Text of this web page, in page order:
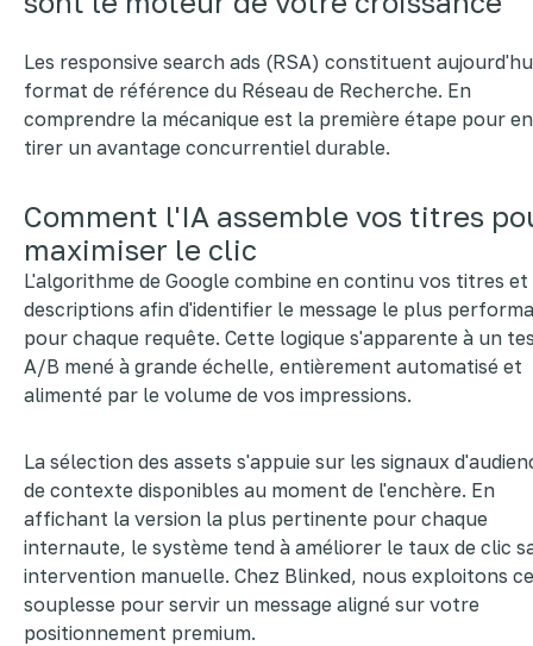
Les responsive search ads (RSA) constituent
format de référence du Réseau de Recherche. En
comprendre la mécanique est la première étape pour en
tirer un avantage concurrentiel durable.
Comment l'IA assemble vos titres
maximiser le clic
L'algorithme de Google combine en continu vos titres et
descriptions afin d'identifier le message le plus
pour chaque requête. Cette logique s'apparente à un
A/B mené à grande échelle, entièrement automatisé et
alimenté par le volume de vos impressions.
La sélection des assets s'appuie sur les signaux
de contexte disponibles au moment de l'enchère. En
affichant la version la plus pertinente pour chaque
internaute, le système tend à améliorer le taux de clic
intervention manuelle. Chez Blinked, nous exploitons
souplesse pour servir un message aligné sur votre
positionnement premium.